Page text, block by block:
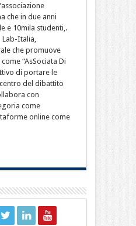
che in due anni
e 10mila studenti,.
Lab-Italia,
che promuove
“AsSociata Di
di portare le
del dibattito
con
come
online come